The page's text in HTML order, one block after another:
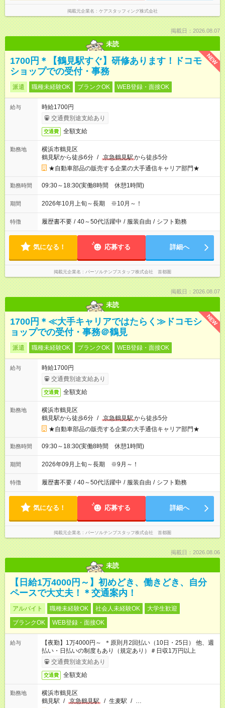
掲載元企業名 ケアスタッフィング株式会社
掲載日：2026.08.07
未読
NEW
1700円＊【鶴見駅すぐ】研修あります！ドコモ
ショップでの受付・事務
派遣 職種未経験OK ブランクOK WEB登録・面接OK
給与
時給1700円
交通費別途支給あり
交通費 全額支給
勤務地
横浜市鶴見区
鶴見駅から徒歩6分 / 京急鶴見駅から徒歩5分
★自動車部品の販売する企業の大手通信キャリア部門★
勤務時間 09:30～18:30(実働8時間 休憩1時間)
期間 2026年10月上旬～長期 ※10月～！
特徴 履歴書不要 / 40～50代活躍中 / 服装自由 / シフト勤務
気になる！ 応募する 詳細へ
掲載元企業名 パーソルテンプスタッフ株式会社 首都圏
掲載日：2026.08.07
未読
NEW
1700円＊≪大手キャリアではたらく≫ドコモシ
ョップでの受付・事務＠鶴見
派遣 職種未経験OK ブランクOK WEB登録・面接OK
給与
時給1700円
交通費別途支給あり
交通費 全額支給
勤務地
横浜市鶴見区
鶴見駅から徒歩6分 / 京急鶴見駅から徒歩5分
★自動車部品の販売する企業の大手通信キャリア部門★
勤務時間 09:30～18:30(実働8時間 休憩1時間)
期間 2026年09月上旬～長期 ※9月～！
特徴 履歴書不要 / 40～50代活躍中 / 服装自由 / シフト勤務
気になる！ 応募する 詳細へ
掲載元企業名 パーソルテンプスタッフ株式会社 首都圏
掲載日：2026.08.06
未読
【日給1万4000円～】初めどき、働きどき、自分
ペースで大丈夫！＊交通案内！
アルバイト 職種未経験OK 社会人未経験OK
大学生歓迎
ブランクOK
WEB登録・面接OK
給与
【夜勤】1万4000円～ ＊原則月2回払い（10日・25日） 他、週
払い・日払いの制度もあり（規定あり）＃日収1万円以上
交通費別途支給あり
交通費 全額支給
勤務地
横浜市鶴見区
鶴見駅 / 京急鶴見駅 / 生麦駅 / …